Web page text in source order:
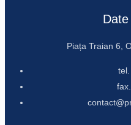
Piața Traian 6,